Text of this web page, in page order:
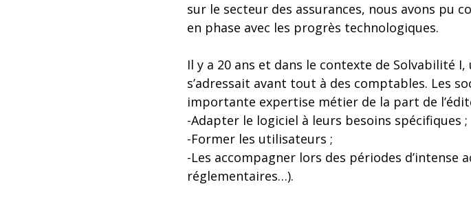
sur le secteur des assurances, nous avons pu
en phase avec les progrès technologiques.
Il y a 20 ans et dans le contexte de Solvabilité
s’adressait avant tout à des comptables. Les
importante expertise métier de la part de
-Adapter le logiciel à leurs besoins spécifiques ;
-Former les utilisateurs ;
-Les accompagner lors des périodes d’intense
réglementaires…).